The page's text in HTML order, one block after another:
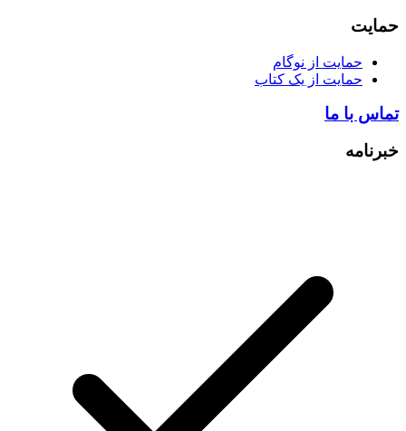
حمایت
حمایت از نوگام
حمایت از یک کتاب
تماس با ما
خبرنامه